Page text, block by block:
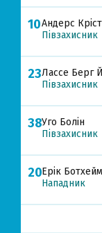
10Андерс
Півзахисник
23Лассе Берг
Півзахисник
38Уго Болін
Півзахисник
20Ерік Ботхейм
Нападник